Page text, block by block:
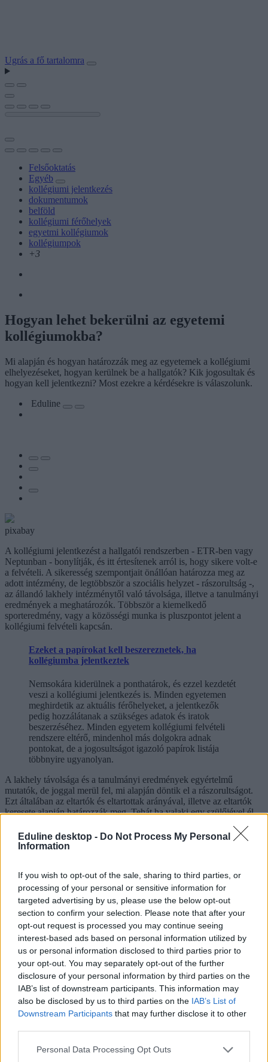
Eduline desktop - Do Not Process My Personal
Information
If you wish to opt-out of the sale, sharing to third parties, or
processing of your personal or sensitive information for
targeted advertising by us, please use the below opt-out
section to confirm your selection. Please note that after your
opt-out request is processed you may continue seeing
interest-based ads based on personal information utilized by
us or personal information disclosed to third parties prior to
your opt-out. You may separately opt-out of the further
disclosure of your personal information by third parties on the
IAB’s list of downstream participants. This information may
also be disclosed by us to third parties on the IAB’s List of
Downstream Participants that may further disclose it to other
Personal Data Processing Opt Outs
Ugrás a fő tartalomra
Felsőoktatás
Egyéb
kollégiumi jelentkezés
dokumentumok
belföld
kollégiumi férőhelyek
egyetmi kollégiumok
kollégiumpok
+3
Hogyan lehet bekerülni az egyetemi
kollégiumokba?
Mi alapján és hogyan határozzák meg az egyetemek a kollégiumi
elhelyezéseket, hogyan kerülnek be a hallgatók? Kik jogosultak és
hogyan kell jelentkezni? Most ezekre a kérdésekre is válaszolunk.
Eduline
pixabay
A kollégiumi jelentkezést a hallgatói rendszerben - ETR-ben vagy
Neptunban - bonylítják, és itt értesítenek arról is, hogy sikere volt-e
a felvételi. A sikeresség szempontjait önállóan határozza meg az
adott intézmény, de legtöbbször a szociális helyzet - rászorultság -,
az állandó lakhely intézménytől való távolsága, illetve a tanulmányi
eredmények a meghatározók. Többször a kiemelkedő
sporteredmény, vagy a közösségi munka is pluszpontot jelent a
kollégiumi felvételi kapcsán.
Ezeket a papírokat kell beszereznetek, ha
kollégiumba jelentkeztek
Nemsokára kiderülnek a ponthatárok, és ezzel kezdetét
veszi a kollégiumi jelentkezés is. Minden egyetemen
meghirdetik az aktuális férőhelyeket, a jelentkezők
pedig hozzálátanak a szükséges adatok és iratok
beszerzéséhez. Minden egyetem kollégiumi felvételi
rendszere eltérő, mindenhol más dolgokra adnak
pontokat, de a jogosultságot igazoló papírok listája
többnyire ugyanolyan.
A lakhely távolsága és a tanulmányi eredmények egyértelmű
mutatók, de joggal merül fel, mi alapján döntik el a rászorultságot.
Ezt általában az eltartók és eltartottak arányával, illetve az eltartók
keresete alapján határozzák meg. Tehát ha valaki egy szülőjével él,
mindkét szülője kereső, és egy háztartásban él.
részletesen leírnak. Az idei szabályokat és listákat keressétek az
egytemek honlapján!
kollégiumi jelentkezés
dokumentumok
belföld
kollégiumi férőhelyek
egyetmi kollégiumok
kollégiumpok
Hozzászólások